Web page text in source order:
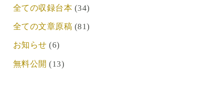
全ての収録台本 (34)
全ての文章原稿 (81)
お知らせ (6)
無料公開 (13)